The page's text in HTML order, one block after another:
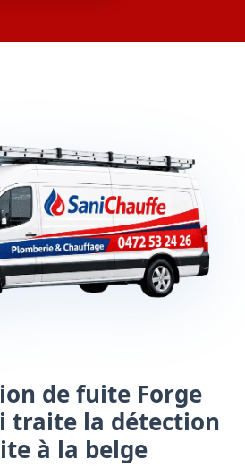
de fuite Forge
traite la détection
à la belge